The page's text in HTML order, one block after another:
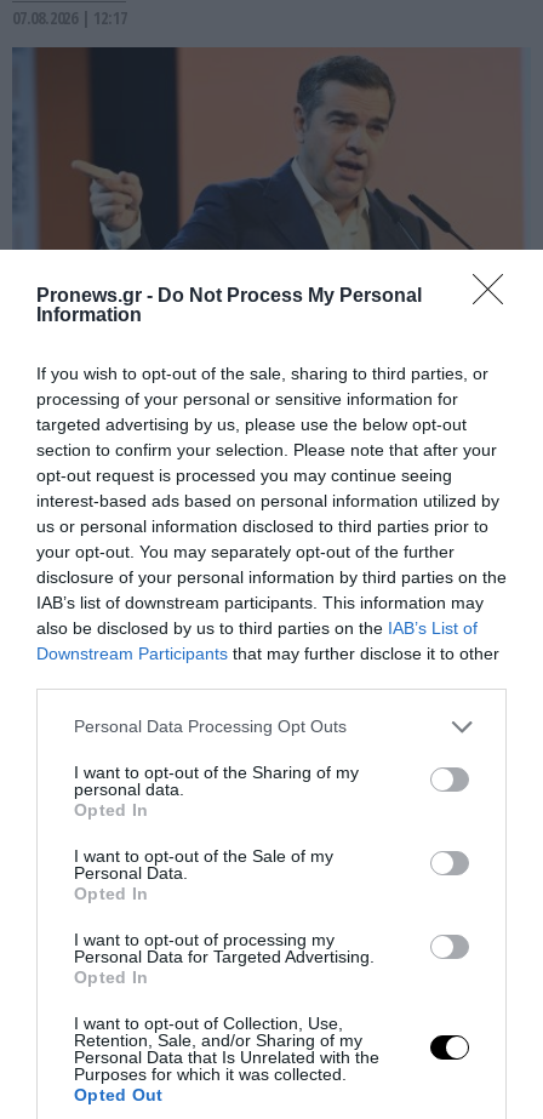
Pronews.gr - Do Not Process My Personal
Information
If you wish to opt-out of the sale, sharing to third parties, or
processing of your personal or sensitive information for
targeted advertising by us, please use the below opt-out
section to confirm your selection. Please note that after your
opt-out request is processed you may continue seeing
interest-based ads based on personal information utilized by
us or personal information disclosed to third parties prior to
your opt-out. You may separately opt-out of the further
disclosure of your personal information by third parties on the
IAB’s list of downstream participants. This information may
also be disclosed by us to third parties on the IAB’s List of
Downstream Participants that may further disclose it to other
Please note that this website/app uses one or more Google
not limited to your visit or usage behaviour. You may click to
grant or deny consent to Google and its third-party tags to
use your data for below specified purposes in below Google
consent section.
Personal Data Processing Opt Outs
I want to opt-out of the Sharing of my
personal data.
Opted In
I want to opt-out of the Sale of my
Personal Data.
Opted In
I want to opt-out of processing my
Personal Data for Targeted Advertising.
Opted In
I want to opt-out of Collection, Use,
Retention, Sale, and/or Sharing of my
Personal Data that Is Unrelated with the
Purposes for which it was collected.
Opted Out
07.08.2026 | 12:17
Α.Τσίπρας: Στις 9 Σεπτεμβρίου η
επίσκεψή του στη ΔΕΘ – Πότε θα
παρουσιάσει το οικονομικό του
πρόγραμμα
07.08.2026 | 11:42
PRONEWS.GR /PROVOCATEUR
Η απόλυρη διάλυση ενός κράτους: Ούτε
καν νέες πινακίδες κυκλοφορίας ΙΧ
μπορούν να εκδώσουν!
07.08.2026 | 11:07